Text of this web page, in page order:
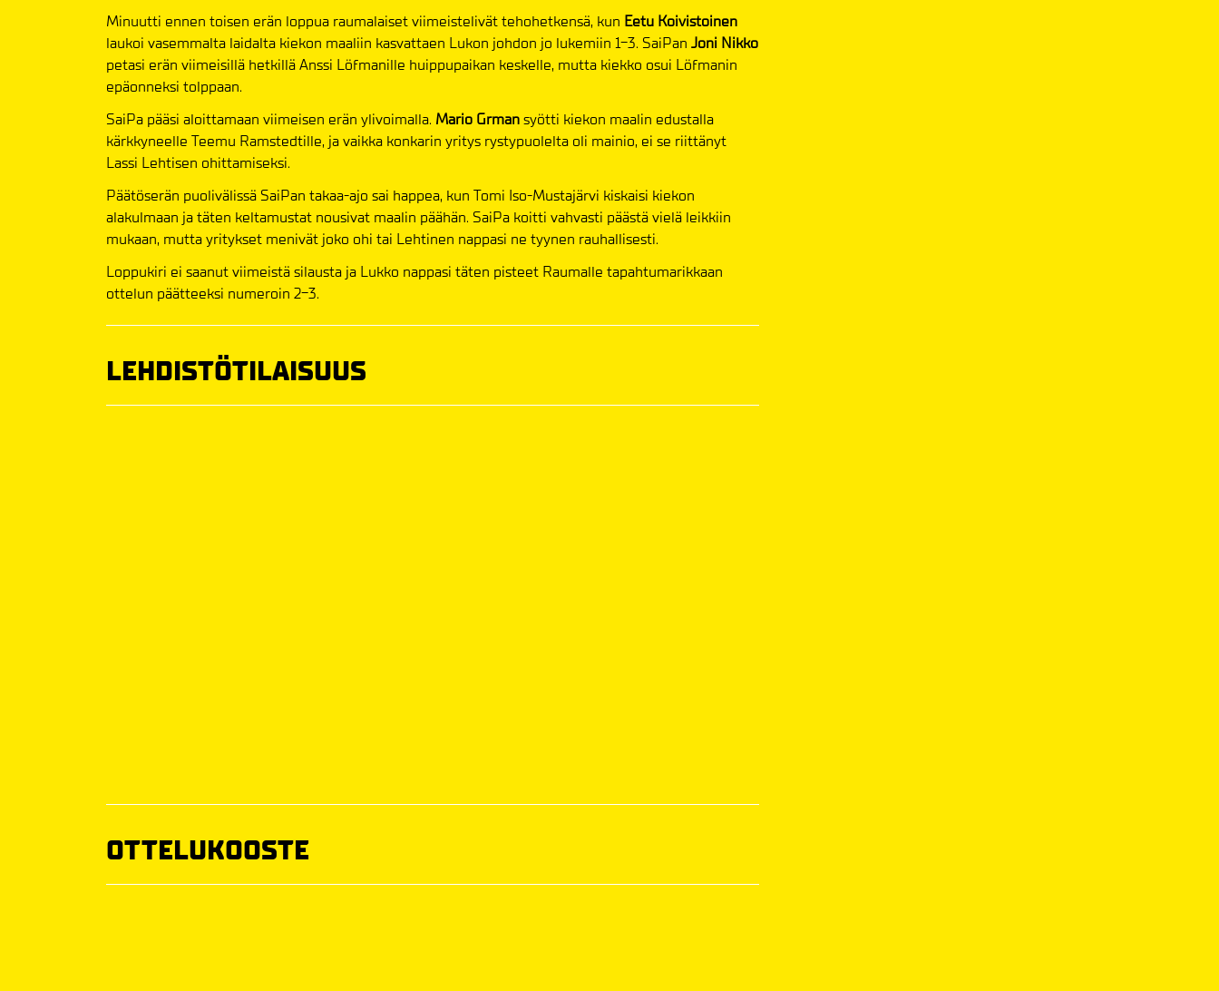
Minuutti ennen toisen erän loppua raumalaiset viimeistelivät tehohetkensä, kun Eetu Koivistoinen
laukoi vasemmalta laidalta kiekon maaliin kasvattaen Lukon johdon jo lukemiin 1-3. SaiPan Joni Nikko
petasi erän viimeisillä hetkillä Anssi Löfmanille huippupaikan keskelle, mutta kiekko osui Löfmanin
epäonneksi tolppaan.
SaiPa pääsi aloittamaan viimeisen erän ylivoimalla. Mario Grmansyötti kiekon maalin edustalla
kärkkyneelle Teemu Ramstedtille, ja vaikka konkarin yritys rystypuolelta oli mainio, ei se riittänyt
Lassi Lehtisen ohittamiseksi.
Päätöserän puolivälissä SaiPan takaa-ajo sai happea, kun Tomi Iso-Mustajärvi kiskaisi kiekon
alakulmaan ja täten keltamustat nousivat maalin päähän. SaiPa koitti vahvasti päästä vielä leikkiin
mukaan, mutta yritykset menivät joko ohi tai Lehtinen nappasi ne tyynen rauhallisesti.
Loppukiri ei saanut viimeistä silausta ja Lukko nappasi täten pisteet Raumalle tapahtumarikkaan
ottelun päätteeksi numeroin 2-3.
LEHDISTÖTILAISUUS
OTTELUKOOSTE